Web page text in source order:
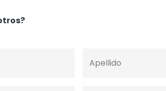
Apellido